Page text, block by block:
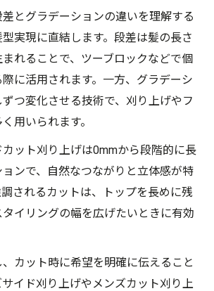
とグラデーションの違いを理解する
実現に直結します。段差は髪の長さ
れることで、ツーブロックなどで個
に活用されます。一方、グラデーシ
つ変化させる技術で、刈り上げやフ
用いられます。
ット刈り上げは0mmから段階的に長
ンで、自然なつながりと立体感が特
されるカットは、トップを長めに残
イリングの幅を広げたいときに有効
カット時に希望を明確に伝えること
イド刈り上げやメンズカット刈り上